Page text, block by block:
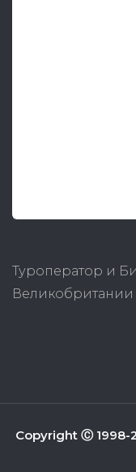
Туроператор и
Великобритании
Copyright Ⓒ 1998-